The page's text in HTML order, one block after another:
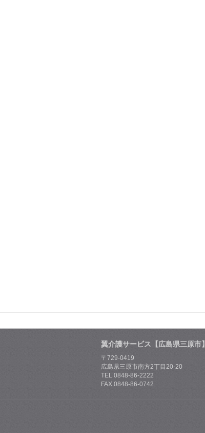
翼介護サービス【広島県三原市】
〒729-0419
広島県三原市南方2丁目20-20
TEL 0848-86-2222
FAX 0848-86-0742